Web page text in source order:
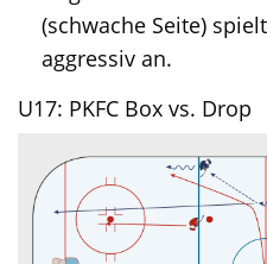
(schwache Seite)
aggressiv an.
U17: PKFC Box vs. Drop